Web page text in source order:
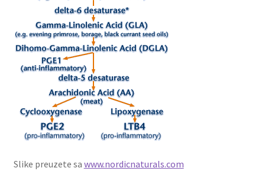
Slike preuzete sa www.nordicnaturals.com